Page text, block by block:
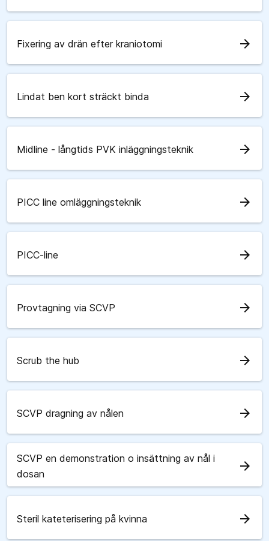
Fixering av drän efter kraniotomi arrow_forward
Lindat ben kort sträckt binda arrow_forward
Midline - långtids PVK inläggningsteknik arrow_forward
PICC line omläggningsteknik arrow_forward
PICC-line arrow_forward
Provtagning via SCVP arrow_forward
Scrub the hub arrow_forward
SCVP dragning av nålen arrow_forward
SCVP en demonstration o insättning av nål i
dosan
arrow_forward
Steril kateterisering på kvinna arrow_forward